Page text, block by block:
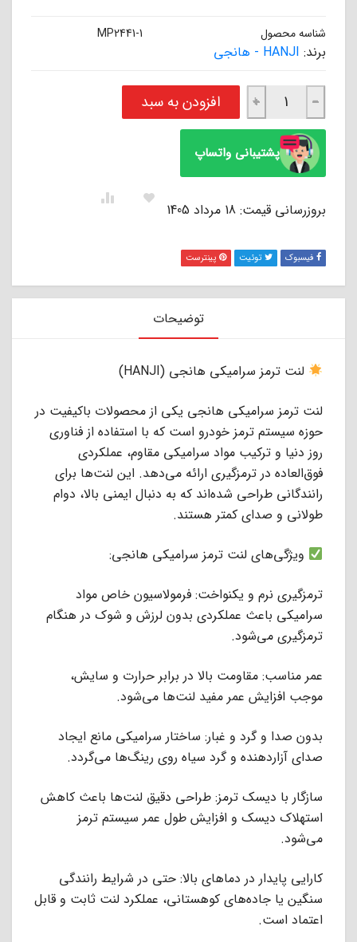
شناسه محصول MP2441-1
برند: HANJI - هانجی
لنت ترمز سرامیکی جلو سوبا M4 هانجی HANJI عدد
−
+ افزودن به سبد
پشتیبانی واتساپ
بروزرسانی قیمت: 18 مرداد 1405
فیسبوک توئیت پینترست
توضیحات
لنت ترمز سرامیکی هانجی (HANJI)
لنت ترمز سرامیکی هانجی یکی از محصولات باکیفیت در
حوزه سیستم ترمز خودرو است که با استفاده از فناوری
روز دنیا و ترکیب مواد سرامیکی مقاوم، عملکردی
فوق‌العاده در ترمزگیری ارائه می‌دهد. این لنت‌ها برای
رانندگانی طراحی شده‌اند که به دنبال ایمنی بالا، دوام
طولانی و صدای کمتر هستند.
ویژگی‌های لنت ترمز سرامیکی هانجی:
ترمزگیری نرم و یکنواخت: فرمولاسیون خاص مواد
سرامیکی باعث عملکردی بدون لرزش و شوک در هنگام
ترمزگیری می‌شود.
عمر مناسب: مقاومت بالا در برابر حرارت و سایش،
موجب افزایش عمر مفید لنت‌ها می‌شود.
بدون صدا و گرد و غبار: ساختار سرامیکی مانع ایجاد
صدای آزاردهنده و گرد سیاه روی رینگ‌ها می‌گردد.
سازگار با دیسک ترمز: طراحی دقیق لنت‌ها باعث کاهش
استهلاک دیسک و افزایش طول عمر سیستم ترمز
می‌شود.
کارایی پایدار در دماهای بالا: حتی در شرایط رانندگی
سنگین یا جاده‌های کوهستانی، عملکرد لنت ثابت و قابل
اعتماد است.